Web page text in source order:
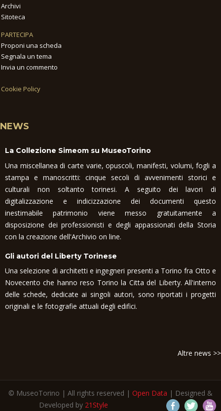
Archivi
Sitoteca
PARTECIPA
Proponi una scheda
Segnala un tema
Invia un commento
Cookie Policy
NEWS
La Collezione Simeom su MuseoTorino
Una miscellanea di carte varie, opuscoli, manifesti, volumi, fogli a
stampa e manoscritti: cinque secoli di avvenimenti storici e
culturali non soltanto torinesi. A seguito dei lavori di
digitalizzazione e indicizzazione dei documenti questo
inestimabile patrimonio viene messo gratuitamente a
disposizione dei professionisti e degli appassionati della Storia
con la creazione dell'Archivio on line.
Gli autori del Liberty Torinese
Una selezione di architetti e ingegneri presenti a Torino fra Otto e
Novecento che hanno reso Torino la Citta del Liberty. All'interno
delle schede, dedicate ai singoli autori, sono riportati i progetti
originali e le fotografie attuali degli edifici.
Altre news >>
© MuseoTorino | All rights reserved | Open Data | Designed &
Developed by 21Style